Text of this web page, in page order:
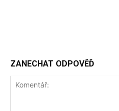
ZANECHAT ODPOVĚĎ